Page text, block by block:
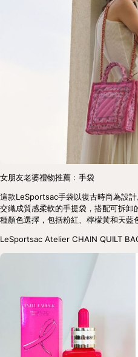
女朋友老婆禮物推薦﹕手袋
這款LeSportsac手袋以復古時尚為設
交織成質感柔軟的手提袋，搭配可拆
種顏色選擇，包括粉紅、檸檬黃和天藍
LeSportsac Atelier CHAIN QUILT